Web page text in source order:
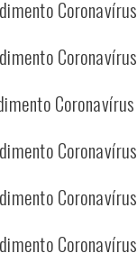
Coronavírus
Coronavírus
Coronavírus
Coronavírus
Coronavírus
Coronavírus